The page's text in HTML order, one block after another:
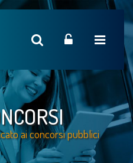
ai concorsi pubblici